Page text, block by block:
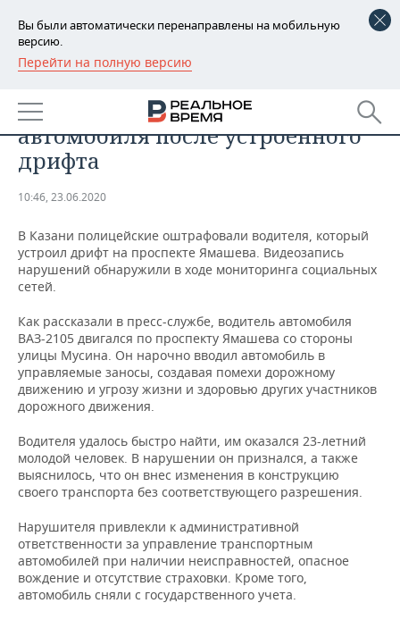
Вы были автоматически перенаправлены на мобильную
версию.
Перейти на полную версию
РЕГИОНЫ
БАШКОРТОСТАН
ТАТАРСТАН
НОВОСТИ
АНАЛИТИКА
ДЕКЛАРАЦИИ О ДОХОДАХ
КОРОЛИ ГОСЗАКАЗА ПФО
КОМУ ПРИНАДЛЕЖАТ
ТОРГОВЫЕ ЦЕНТРЫ
ТАТАРСТАНА
НОВОСТИ ЭКОНОМИКИ
ФИНАНСЫ
БЮДЖЕТ
ИНВЕСТИЦИИ
ПРОМЫШЛЕННОСТЬ
НОВОСТИ
ПРОМЫШЛЕННОСТИ
АГРОПРОМ
МАШИНОСТРОЕНИЕ
НЕФТЕХИМИЯ
НЕФТЬ
ОПК
ЭНЕРГЕТИКА
НЕДВИЖИМОСТЬ
НОВОСТИ АВТО
БИЗНЕС
НОВОСТИ БИЗНЕСА
РОЗНИЧНАЯ ТОРГОВЛЯ
ТРАНСПОРТ
ТЕХНОЛОГИИ
НОВОСТИ ТЕХНОЛОГИЙ
IT
ТЕЛЕКОММУНИКАЦИИ
МЕРОПРИЯТИЯ
НОВОСТИ МЕРОПРИЯТИЙ
БИЗНЕС-БРАНЧИ
ONLINE-КОНФЕРЕНЦИИ
СПОРТ
ФУТБОЛ
ХОККЕЙ
НОВОСТИ ОБЩЕСТВА
ВЛАСТЬ
ФОТОГАЛЕРЕЯ
СЮЖЕТЫ
В Казани водитель лишился
автомобиля после устроенного
дрифта
10:46, 23.06.2020
В Казани полицейские оштрафовали водителя, который
устроил дрифт на проспекте Ямашева. Видеозапись
нарушений обнаружили в ходе мониторинга социальных
сетей.
Как рассказали в пресс-службе, водитель автомобиля
ВАЗ-2105 двигался по проспекту Ямашева со стороны
улицы Мусина. Он нарочно вводил автомобиль в
управляемые заносы, создавая помехи дорожному
движению и угрозу жизни и здоровью других участников
дорожного движения.
Водителя удалось быстро найти, им оказался 23-летний
молодой человек. В нарушении он признался, а также
выяснилось, что он внес изменения в конструкцию
своего транспорта без соответствующего разрешения.
Нарушителя привлекли к административной
ответственности за управление транспортным
автомобилей при наличии неисправностей, опасное
вождение и отсутствие страховки. Кроме того,
автомобиль сняли с государственного учета.